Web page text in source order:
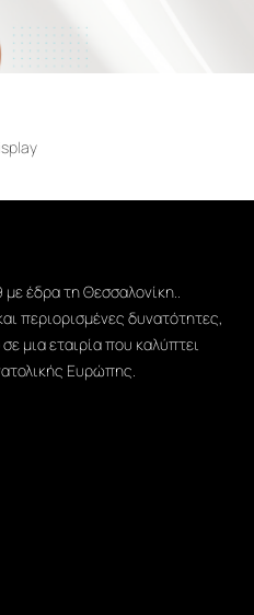
έδρα τη Θεσσαλονίκη..
περιορισμένες δυνατότητες,
μια εταιρία που καλύπτει
Ευρώπης.